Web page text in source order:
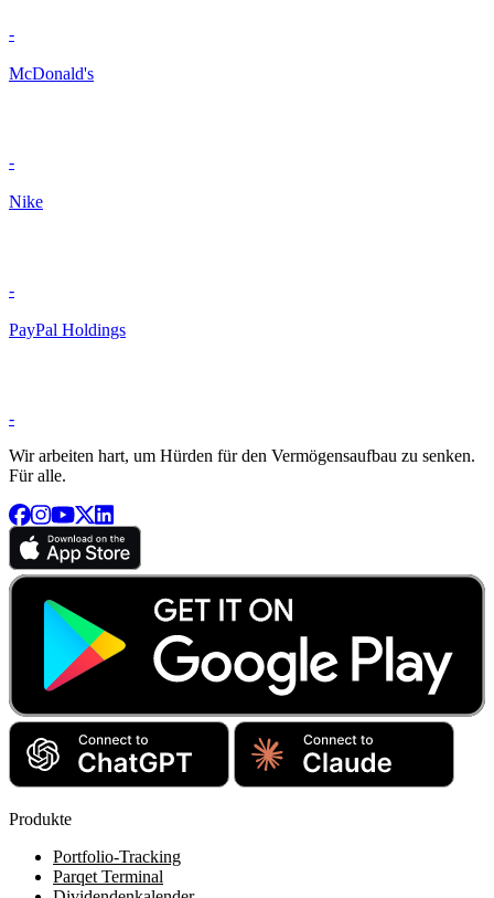
-
McDonald's
-
Nike
-
PayPal Holdings
-
Wir arbeiten hart, um Hürden für den Vermögensaufbau zu senken.
Für alle.
Produkte
Portfolio-Tracking
Parqet Terminal